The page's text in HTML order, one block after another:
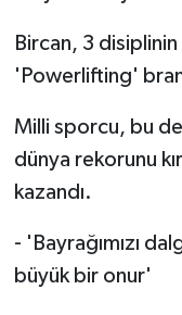
Bircan, 3
'Powerlifting'
Milli sporcu, bu
dünya rekorunu
kazandı.
- 'Bayrağımızı
büyük bir onur'